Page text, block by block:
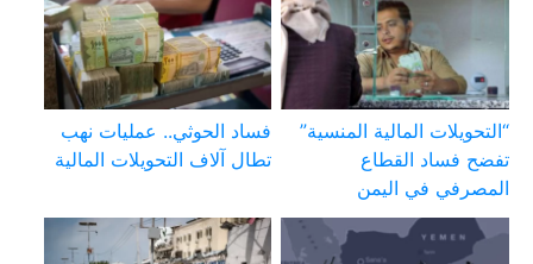
“التحويلات المالية المنسية”
تفضح فساد القطاع
المصرفي في اليمن
فساد الحوثي.. عمليات نهب
تطال آلاف التحويلات المالية